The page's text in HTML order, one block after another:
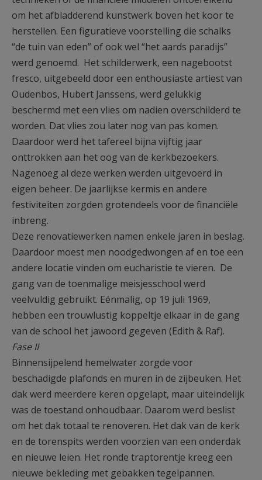
om het afbladderend kunstwerk boven het koor te
herstellen. Een figuratieve voorstelling die schalks
“de tuin van eden” of ook wel “het aards paradijs”
werd genoemd. Het schilderwerk, een nagebootst
fresco, uitgebeeld door een enthousiaste artiest van
Oudenbos, Hubert Janssens, werd gelukkig
beschermd met een vlies om nadien overschilderd te
worden. Dat vlies zou later nog van pas komen.
Daardoor werd het tafereel bijna vijftig jaar
onttrokken aan het oog van de kerkbezoekers.
Nagenoeg al deze werken werden uitgevoerd in
eigen beheer. De jaarlijkse kermis en andere
festiviteiten zorgden grotendeels voor de financiële
inbreng.
Deze renovatiewerken namen enkele jaren in beslag.
Daardoor moest men noodgedwongen af en toe een
andere locatie vinden om eucharistie te vieren. De
gang van de toenmalige meisjesschool werd
veelvuldig gebruikt. Eénmalig, op 19 juli 1969,
hebben een trouwlustig koppeltje elkaar in de gang
van de school het jawoord gegeven (Edith & Raf).
Fase II
Binnensijpelend hemelwater zorgde voor
beschadigde plafonds en muren in de zijbeuken. Het
dak werd meerdere keren opgelapt, maar uiteindelijk
was de toestand onhoudbaar. Daarom werd beslist
om het dak totaal te renoveren. Het dak van de kerk
en de torenspits werden voorzien van een onderdak
en nieuwe leien. Het ronde traptorentje kreeg een
nieuwe bekleding met gebakken tegelpannen.